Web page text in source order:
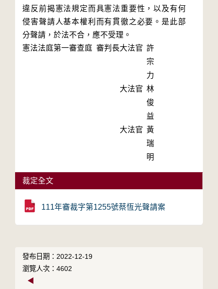
違反前揭憲法規定而具憲法重要性，以及有何
侵害聲請人基本權利而有貫徹之必要。是此部
分聲請，於法不合，應不受理。
憲法法庭第一審查庭 審判長大法官 許
宗
力
大法官 林
俊
益
大法官 黃
瑞
明
裁定全文
111年審裁字第1255號蔡恆光聲請案
發布日期：2022-12-19
瀏覽人次：4602
◀